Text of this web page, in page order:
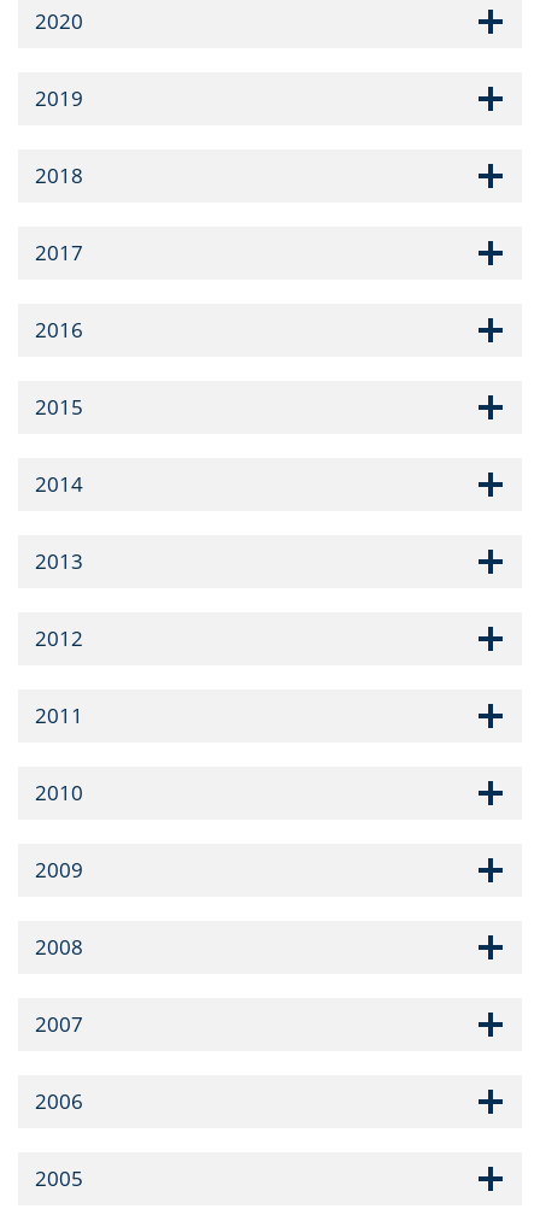
2020
2019
2018
2017
2016
2015
2014
2013
2012
2011
2010
2009
2008
2007
2006
2005